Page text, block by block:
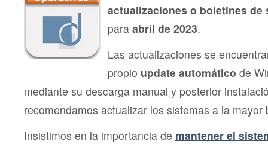
actualizaciones o boletines de
para abril de 2023.
Las actualizaciones se
propio update automático de
mediante su descarga manual y posterior
recomendamos actualizar los sistemas a la mayor
Insistimos en la importancia de mantener el